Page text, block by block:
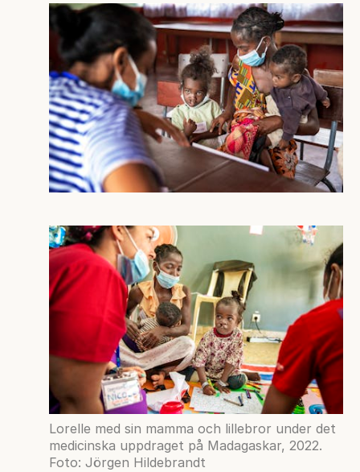
Lorelle med sin mamma och lillebror under det
medicinska uppdraget på Madagaskar, 2022.
Foto: Jörgen Hildebrandt